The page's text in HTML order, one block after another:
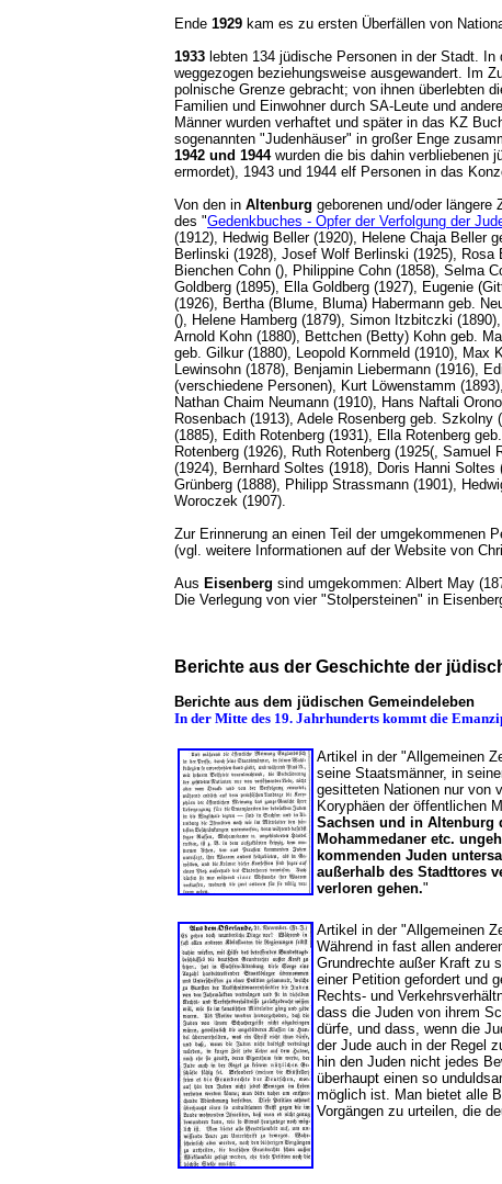
Ende 1929 kam es zu ersten Überfällen von
1933 lebten 134 jüdische Personen in der Stadt.
weggezogen beziehungsweise ausgewandert. Im
polnische Grenze gebracht; von ihnen überlebten
Familien und Einwohner durch SA-Leute und
Männer wurden verhaftet und später in das KZ
sogenannten "Judenhäuser" in großer Enge
1942 und 1944wurden die bis dahin verbliebenen
ermordet), 1943 und 1944 elf Personen in das
Von den in Altenburg geborenen und/oder
des "Gedenkbuches - Opfer der Verfolgung der
(1912), Hedwig Beller (1920), Helene Chaja Beller
Berlinski (1928), Josef Wolf Berlinski (1925),
Bienchen Cohn (), Philippine Cohn (1858), Selma
Goldberg (1895), Ella Goldberg (1927), Eugenie
(1926), Bertha (Blume, Bluma) Habermann geb.
(), Helene Hamberg (1879), Simon Itzbitczki
Arnold Kohn (1880), Bettchen (Betty) Kohn geb.
geb. Gilkur (1880), Leopold Kornmeld (1910), Max
Lewinsohn (1878), Benjamin Liebermann (1916),
(verschiedene Personen), Kurt Löwenstamm
Nathan Chaim Neumann (1910), Hans Naftali
Rosenbach (1913), Adele Rosenberg geb.
(1885), Edith Rotenberg (1931), Ella Rotenberg
Rotenberg (1926), Ruth Rotenberg (1925(,
(1924), Bernhard Soltes (1918), Doris Hanni
Grünberg (1888), Philipp Strassmann (1901),
Woroczek (1907).
Zur Erinnerung an einen Teil der umgekommenen
(vgl. weitere Informationen auf der Website von
Aus Eisenberg sind umgekommen: Albert May
Die Verlegung von vier "Stolpersteinen" in
Berichte aus der Geschichte der
Berichte aus dem jüdischen Gemeindeleben
In der Mitte des 19. Jahrhunderts kommt die
Artikel in der "Allgemeinen
seine Staatsmänner, in
gesitteten Nationen nur von
Koryphäen der öffentlichen
Sachsen und in Altenburg
Mohammedaner etc.
kommenden Juden
außerhalb des Stadttores
verloren gehen."
Artikel in der "Allgemeinen
Während in fast allen
Grundrechte außer Kraft zu
einer Petition gefordert und
Rechts- und
dass die Juden von ihrem
dürfe, und dass, wenn die
der Jude auch in der Regel
hin den Juden nicht jedes
überhaupt einen so
möglich ist. Man bietet alle
Vorgängen zu urteilen, die